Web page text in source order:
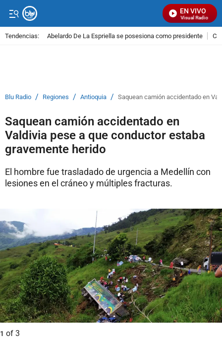
EN VIVO
Señal Visual Radio
Tendencias: Abelardo De La Espriella se posesiona como presidente
Blu Radio / Regiones / Antioquia / Saquean camión accidentado en
Saquean camión accidentado en
Valdivia pese a que conductor estaba
gravemente herido
El hombre fue trasladado de urgencia a Medellín con
lesiones en el cráneo y múltiples fracturas.
1 of 3